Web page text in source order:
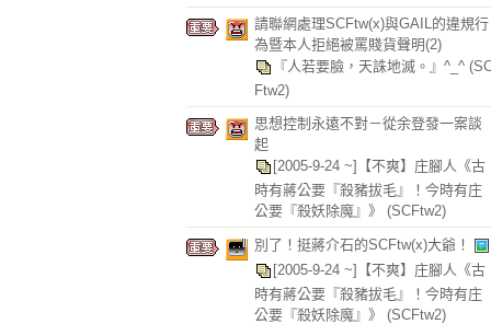
請聯網處理SCFtw(x)與GAIL的違規行
為暨本人拒絕被罵賤貨聲明(2)
『人若要臉，天誅地滅。』^_^
Ftw2)
思想控制永遠不對－從余登發一案談
起
[2005-9-24 ~]【不爽】庄腳人《古
時有蔣公要『殺豬拔毛』！今時有庄
公要『殺妖除魔』》 (SCFtw2)
別了！挺蔣介石的SCFtw(x)大爺！
[2005-9-24 ~]【不爽】庄腳人《古
時有蔣公要『殺豬拔毛』！今時有庄
公要『殺妖除魔』》 (SCFtw2)